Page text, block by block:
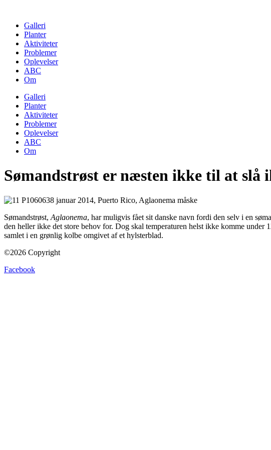
contentGalleri
Planter
Aktiviteter
Problemer
Oplevelser
ABC
Om
Galleri
Planter
Aktiviteter
Problemer
Oplevelser
ABC
Om
Sømandstrøst er næsten ikke til at slå
Sømandstrøst, Aglaonema, har muligvis fået sit danske navn fordi den selv i en
den heller ikke det store behov for. Dog skal temperaturen helst ikke komme
samlet i en grønlig kolbe omgivet af et hylsterblad.
©2026 Copyright
Facebook